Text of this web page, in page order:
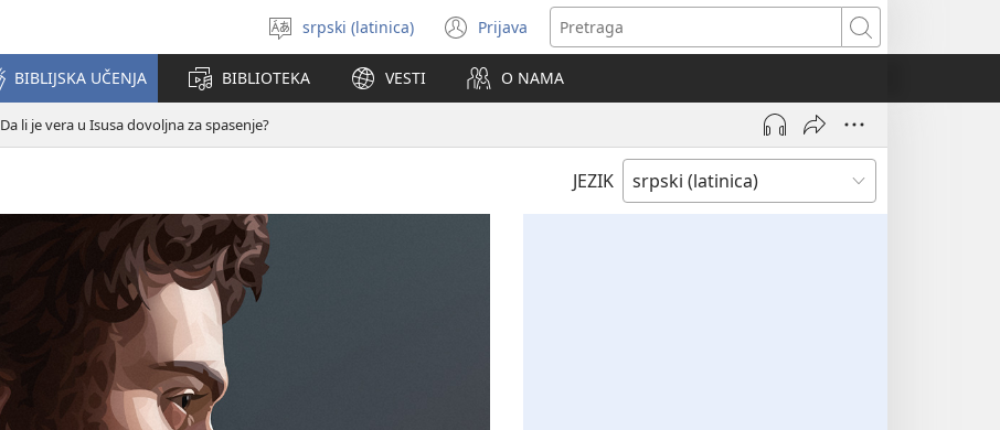
Izaberi
jezik
srpski (latinica) Prijava
(otvara
novi
prozor)
Pretraga
BIBLIJSKA UČENJA BIBLIOTEKA VESTI O NAMA
Da li je vera u Isusa dovoljna za spasenje?
JEZIK